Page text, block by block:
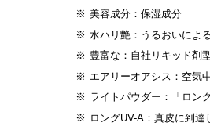
美容成分：保湿成分
水ハリ艶：うるおいによ
豊富な：自社リキッド剤
エアリーオアシス：空気
ライトパウダー：「ロン
ロングUV-A：真皮に到